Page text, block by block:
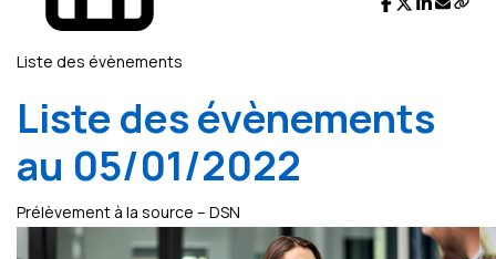
Liste des évènements
Liste des évènements
au 05/01/2022
Prélèvement à la source – DSN